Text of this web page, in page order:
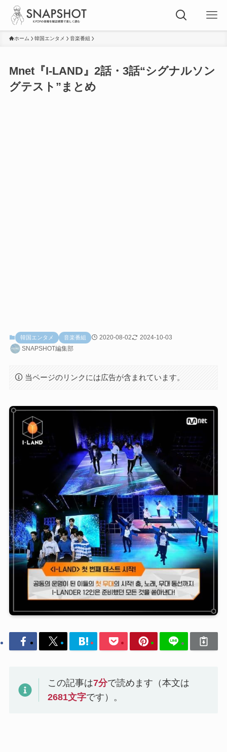
ホーム 韓国エンタメ 音楽番組
Mnet『I-LAND』2話・3話“シグナルソン
グテスト”まとめ
韓国エンタメ 音楽番組 2020-08-02
2024-10-03
SNAPSHOT編集部
当ページのリンクには広告が含まれています。
この記事は7分で読めます（本文は
2681文字です）。